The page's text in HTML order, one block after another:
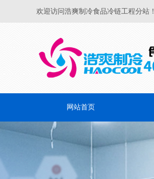
欢迎访问浩爽制冷食品冷链工程分站！
网站首页